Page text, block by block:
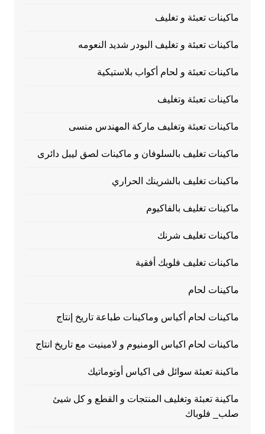
ماكينات تعبئة و تغليف
ماكينات تعبئة و تغليف البودر شديد النعومه
ماكينات تعبئة و لحام أكواب بلاستيكية
ماكينات تعبئة وتغليف
ماكينات تعبئة وتغليف ماركة المهندس منسى
ماكينات تغليف بالسلوفان و ماكينات لصق ليبل دائرى
ماكينات تغليف بالشرينك الحراري
ماكينات تغليف بالفاكيوم
ماكينات تغليف شرنك
ماكينات تغليف فلوبك أفقية
ماكينات لحام
ماكينات لحام أكياس وماكينات طباعة تاريخ إنتاج
ماكينات لحام اكياس الومنيوم و لامينيت مع تاريخ انتاج
ماكينة تعبئة سوائل فى اكياس أوتوماتيك
ماكينة تعبئة وتغليف المنتجات و القطع و كل شيئ
صلب_ فلوباك